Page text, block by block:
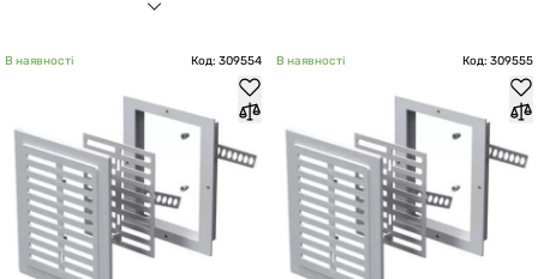
В наявності Код: 309554 В наявності Код: 309555